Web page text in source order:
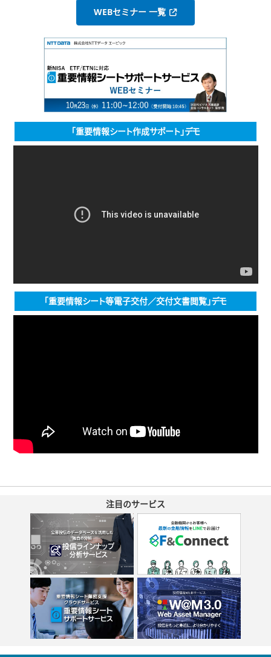
WEBセミナー 一覧
「重要情報シート作成サポート」デモ
「重要情報シート等電子交付／交付文書閲覧」デモ
注目のサービス